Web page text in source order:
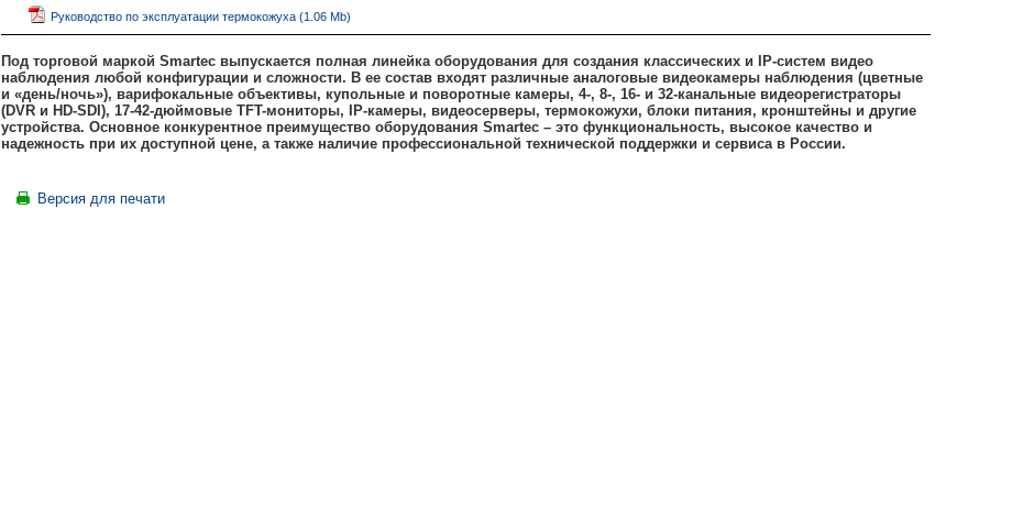
Руководство по эксплуатации термокожуха (1.06 Mb)
Под торговой маркой Smartec выпускается полная линейка оборудования для создания классических и IP-систем видео
наблюдения любой конфигурации и сложности. В ее состав входят различные аналоговые видеокамеры наблюдения (цветные
и «день/ночь»), варифокальные объективы, купольные и поворотные камеры, 4-, 8-, 16- и 32-канальные видеорегистраторы
(DVR и HD-SDI), 17-42-дюймовые TFT-мониторы, IP-камеры, видеосерверы, термокожухи, блоки питания, кронштейны и другие
устройства. Основное конкурентное преимущество оборудования Smartec – это функциональность, высокое качество и
надежность при их доступной цене, а также наличие профессиональной технической поддержки и сервиса в России.
Версия для печати